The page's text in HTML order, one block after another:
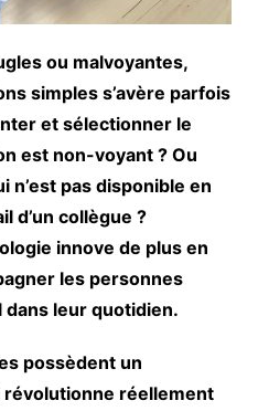
ou malvoyantes,
simples s’avère parfois
et sélectionner le
est non-voyant ? Ou
n’est pas disponible en
d’un collègue ?
innove de plus en
les personnes
dans leur quotidien.
possèdent un
révolutionne réellement